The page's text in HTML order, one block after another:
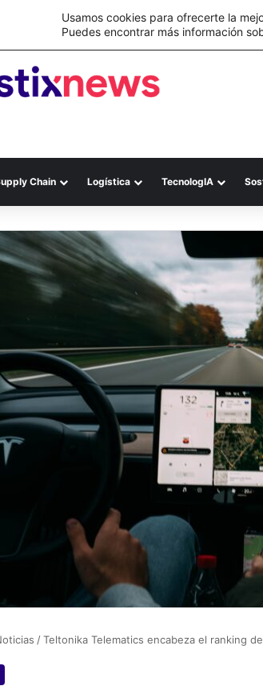
Nueva Ley Aduanera eleva el costo de los errores
Chain Logística TecnologIA
/Teltonika Telematics encabeza el ranking
Usamos cookies para ofrecerte la
Puedes encontrar más información